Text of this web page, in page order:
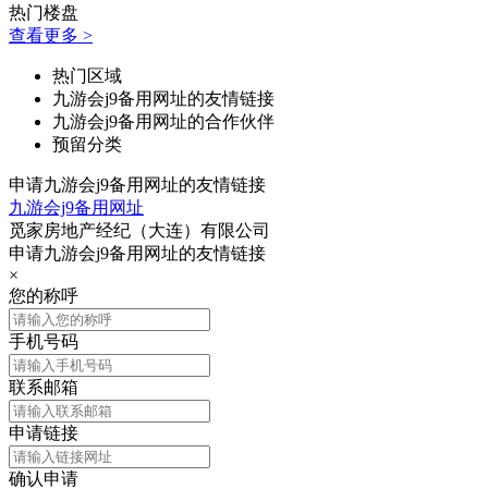
热门楼盘
查看更多 >
热门区域
九游会j9备用网址的友情链接
九游会j9备用网址的合作伙伴
预留分类
申请九游会j9备用网址的友情链接
九游会j9备用网址
觅家房地产经纪（大连）有限公司
申请九游会j9备用网址的友情链接
×
您的称呼
手机号码
联系邮箱
申请链接
确认申请